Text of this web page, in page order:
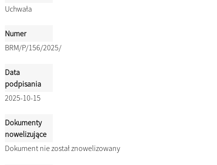
Uchwała
Numer
BRM/P/156/2025/
Data
podpisania
2025-10-15
Dokumenty
nowelizujące
Dokument nie został znowelizowany